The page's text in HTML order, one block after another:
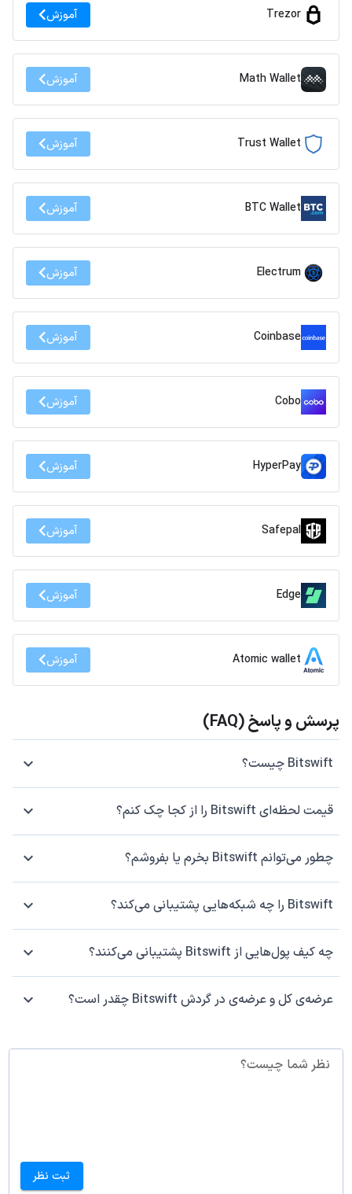
Trezor آموزش
Math Wallet آموزش
Trust Wallet آموزش
BTC Wallet آموزش
Electrum آموزش
Coinbase آموزش
Cobo آموزش
HyperPay آموزش
Safepal آموزش
Edge آموزش
Atomic wallet آموزش
پرسش و پاسخ (FAQ)
Bitswift چیست؟
قیمت لحظه‌ای Bitswift را از کجا چک کنم؟
چطور می‌توانم Bitswift بخرم یا بفروشم؟
Bitswift را چه شبکه‌هایی پشتیبانی می‌کند؟
چه کیف پول‌هایی از Bitswift پشتیبانی می‌کنند؟
عرضه‌ی کل و عرضه‌ی در گردش Bitswift چقدر است؟
نظر شما چیست؟
ثبت نظر